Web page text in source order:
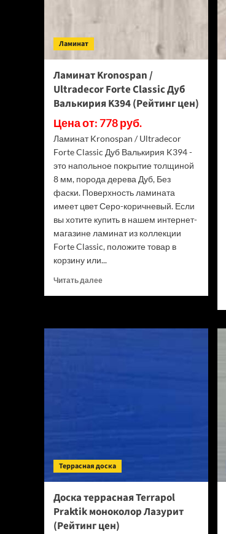
Ламинат
Ламинат Kronospan /
Ultradecor Forte Classic Дуб
Валькирия K394 (Рейтинг цен)
Цена от: 778 руб.
Ламинат Kronospan / Ultradecor
Forte Classic Дуб Валькирия K394 -
это напольное покрытие толщиной
8 мм, порода дерева Дуб, Без
фаски. Поверхность ламината
имеет цвет Серо-коричневый. Если
вы хотите купить в нашем интернет-
магазине ламинат из коллекции
Forte Classic, положите товар в
корзину или...
Читать далееПрочитать
Террасная доска
Доска террасная Terrapol
Praktik моноколор Лазурит
(Рейтинг цен)